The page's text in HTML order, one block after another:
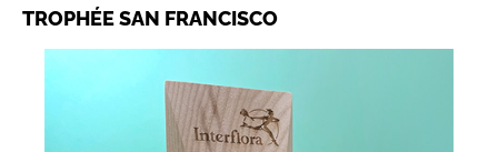
TROPHÉE SAN FRANCISCO